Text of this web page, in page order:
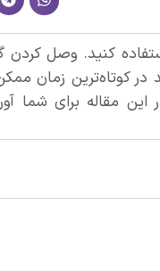
کنید. وصل کردن
کوتاه‌ترین زمان
مقاله برای شما